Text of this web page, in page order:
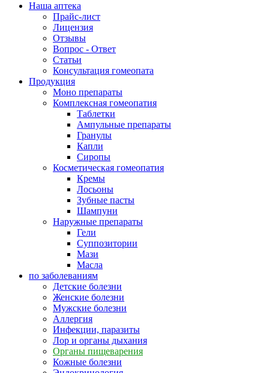
Наша аптека
Прайс-лист
Лицензия
Отзывы
Вопрос - Ответ
Статьи
Консультация гомеопата
Продукция
Моно препараты
Комплексная гомеопатия
Таблетки
Ампульные препараты
Гранулы
Капли
Сиропы
Косметическая гомеопатия
Кремы
Лосьоны
Зубные пасты
Шампуни
Наружные препараты
Гели
Суппозитории
Мази
Масла
по заболеваниям
Детские болезни
Женские болезни
Мужские болезни
Аллергия
Инфекции, паразиты
Лор и органы дыхания
Органы пищеварения
Кожные болезни